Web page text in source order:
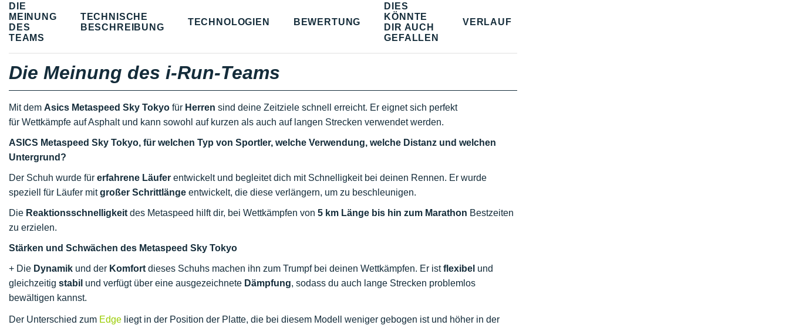
DIE
MEINUNG
DES
TEAMS
TECHNISCHE
BESCHREIBUNG
TECHNOLOGIEN BEWERTUNG
DIES
KÖNNTE
DIR AUCH
GEFALLEN
VERLAUF
Die Meinung des i-Run-Teams
Mit dem Asics Metaspeed Sky Tokyo für Herren sind deine Zeitziele schnell erreicht. Er eignet sich perfekt
für Wettkämpfe auf Asphalt und kann sowohl auf kurzen als auch auf langen Strecken verwendet werden.
ASICS Metaspeed Sky Tokyo, für welchen Typ von Sportler, welche Verwendung, welche Distanz und welchen
Untergrund?
Der Schuh wurde für erfahrene Läufer entwickelt und begleitet dich mit Schnelligkeit bei deinen Rennen. Er wurde
speziell für Läufer mitgroßer Schrittlänge entwickelt, die diese verlängern, um zu beschleunigen.
Die Reaktionsschnelligkeit des Metaspeed hilft dir, bei Wettkämpfen von 5 km Länge bis hin zum Marathon Bestzeiten
zu erzielen.
Stärken und Schwächen des Metaspeed Sky Tokyo
+ Die Dynamik und der Komfort dieses Schuhs machen ihn zum Trumpf bei deinen Wettkämpfen. Er istflexibel und
gleichzeitig stabil und verfügt über eine ausgezeichnete Dämpfung, sodass du auch lange Strecken problemlos
bewältigen kannst.
Der Unterschied zum Edge liegt in der Position der Platte, die bei diesem Modell weniger gebogen ist und höher in der